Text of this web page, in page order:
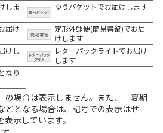
しま
ゆうパケットでお届けします
届け
定形外郵便(簡易書留)でお届
けします
けし
レターパックライトでお届け
します
なり
の場合は表示しません。また、「夏期
どとなる場合は、記号での表示はせ
示しています。